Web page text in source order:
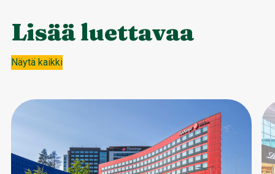
Lisää luettavaa
Näytä kaikki